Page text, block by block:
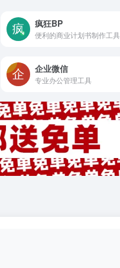
疯狂BP
便利的商业计划书制作工具
企业微信
专业办公管理工具